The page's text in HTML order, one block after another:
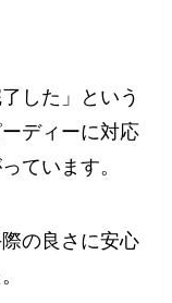
した」という
ディーに対応
ています。
の良さに安心